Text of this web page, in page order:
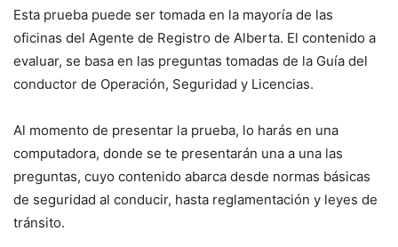
Esta prueba puede ser tomada en la mayoría de las
oficinas del Agente de Registro de Alberta. El contenido a
evaluar, se basa en las preguntas tomadas de la Guía del
conductor de Operación, Seguridad y Licencias.
Al momento de presentar la prueba, lo harás en una
computadora, donde se te presentarán una a una las
preguntas, cuyo contenido abarca desde normas básicas
de seguridad al conducir, hasta reglamentación y leyes de
tránsito.